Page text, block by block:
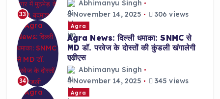
33
Abhimanyu Singh
November 14, 2025
306 views
34
Agra
Agra News: दिल्ली धमाका: SNMC से
MD डॉ. परवेज के दोस्तों की कुंडली खंगालेगी
एटीएस
Abhimanyu Singh
November 14, 2025
345 views
Agra